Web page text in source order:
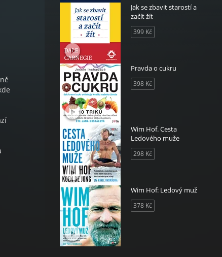
Jak se zbavit starostí a
začít žít
399 Kč
Pravda o cukru
398 Kč
Wim Hof. Cesta
Ledového muže
298 Kč
Wim Hof: Ledový muž
378 Kč